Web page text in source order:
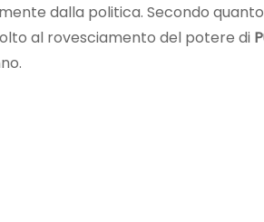
dalla politica. Secondo
al rovesciamento del potere di